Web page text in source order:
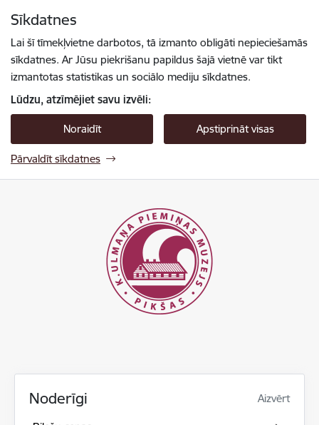
Sīkdatnes
Lai šī tīmekļvietne darbotos, tā izmanto obligāti nepieciešamās
sīkdatnes. Ar Jūsu piekrišanu papildus šajā vietnē var tikt
izmantotas statistikas un sociālo mediju sīkdatnes.
Lūdzu, atzīmējiet savu izvēli:
Noraidīt Apstiprināt visas
Pārvaldīt sīkdatnes
Noderīgi Aizvērt